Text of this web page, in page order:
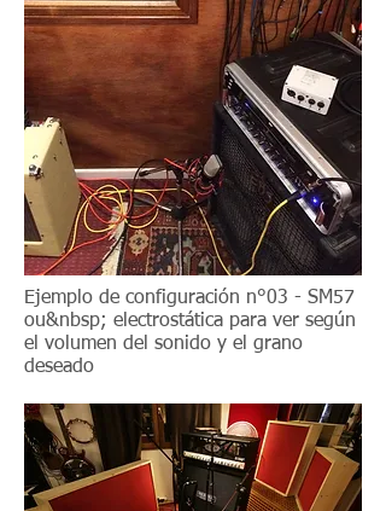
Ejemplo de configuración n°03 - SM57
ou&nbsp; electrostática para ver según
el volumen del sonido y el grano
deseado